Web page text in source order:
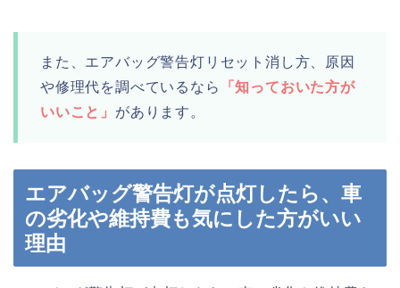
また、エアバッグ警告灯リセット消し方、原因
や修理代を調べているなら
「知っておいた方が
いいこと」 があります。
エアバッグ警告灯が点灯したら、車
の劣化や維持費も気にした方がいい
理由